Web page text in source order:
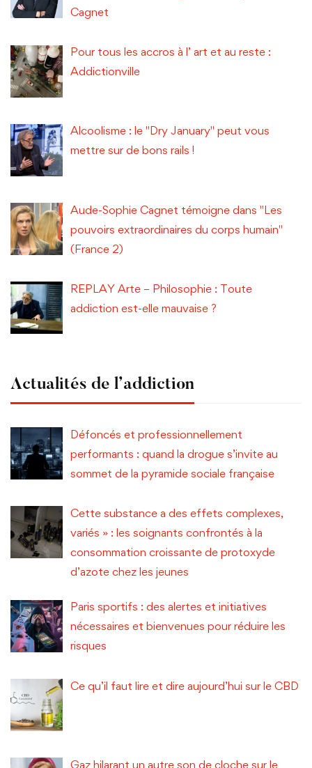
Cagnet
Pour tous les accros à l’ art et au reste :
Addictionville
Alcoolisme : le "Dry January" peut vous
mettre sur de bons rails !
Aude-Sophie Cagnet témoigne dans "Les
pouvoirs extraordinaires du corps humain"
(France 2)
REPLAY Arte – Philosophie : Toute
addiction est-elle mauvaise ?
Actualités de l’addiction
Défoncés et professionnellement
performants : quand la drogue s’invite au
sommet de la pyramide sociale française
Cette substance a des effets complexes,
variés » : les soignants confrontés à la
consommation croissante de protoxyde
d’azote chez les jeunes
Paris sportifs : des alertes et initiatives
nécessaires et bienvenues pour réduire les
risques
Ce qu’il faut lire et dire aujourd’hui sur le CBD
Gaz hilarant un autre son de cloche sur le